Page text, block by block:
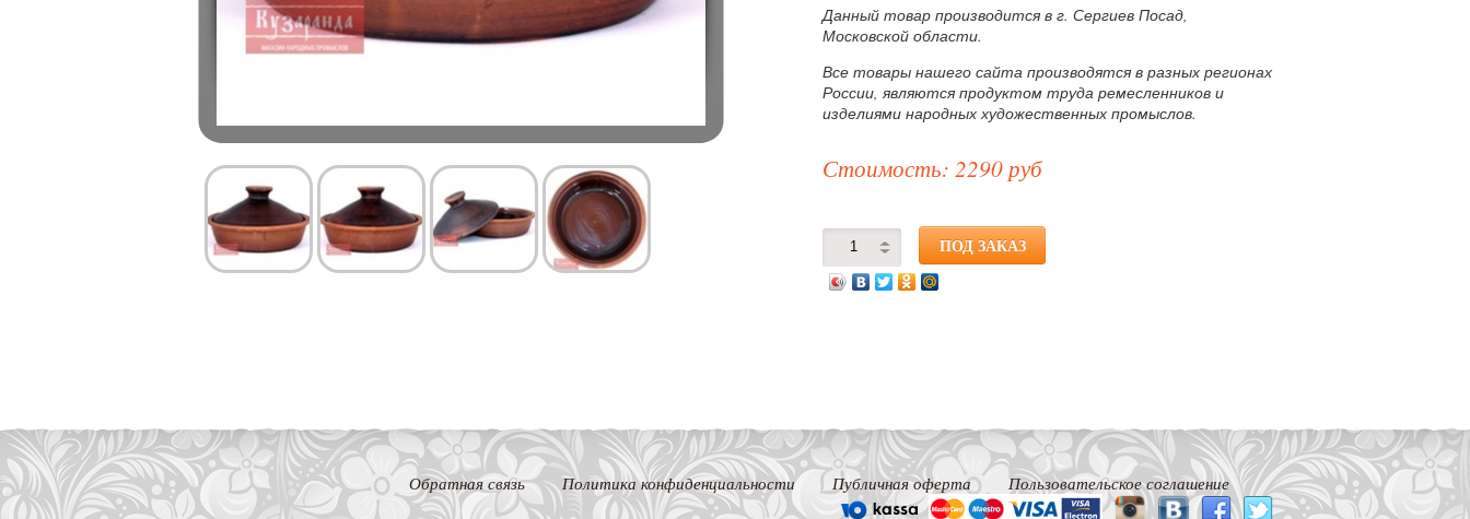
Данный товар производится в г. Сергиев Посад,
Московской области.
Все товары нашего сайта производятся в разных регионах
России, являются продуктом труда ремесленников и
изделиями народных художественных промыслов.
Стоимость: 2290 руб
Обратная связь Политика конфиденциальности Публичная оферта Пользовательское соглашение